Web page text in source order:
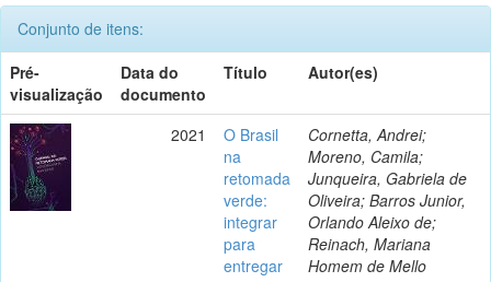
Conjunto de itens:
Pré-
visualização
Data do
documento
Título Autor(es)
2021
O Brasil
na
retomada
verde:
integrar
para
entregar
Cornetta, Andrei;
Moreno, Camila;
Junqueira, Gabriela de
Oliveira; Barros Junior,
Orlando Aleixo de;
Reinach, Mariana
Homem de Mello